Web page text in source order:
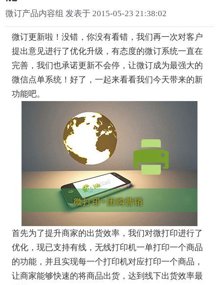
微订产品内容组 发表于 2015-05-23 21:38:02
微订更新啦！没错，你没有看错，我们再一次对客户
提出意见进行了优化升级，有态度的微订系统一直在
完善，我们也承诺更新不会停，让微订成为最强大的
微信点单系统！好了，一起来看看我们今天带来的新
功能吧。
首先为了提升商家的出货效率，我们对微打印进行了
优化，现已支持有线，无线打印机一单打印一个商品
的功能，并且实现每一个打印机对应打印一个商品，
让商家能够快速的将商品出货，达到线下出货效率最